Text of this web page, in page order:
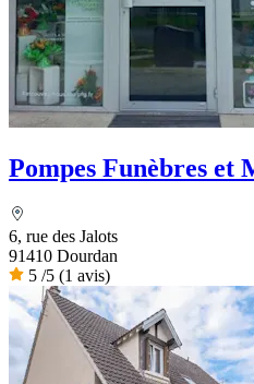
Pompes Funèbres
6, rue des Jalots
91410 Dourdan
5 /5 (1 avis)